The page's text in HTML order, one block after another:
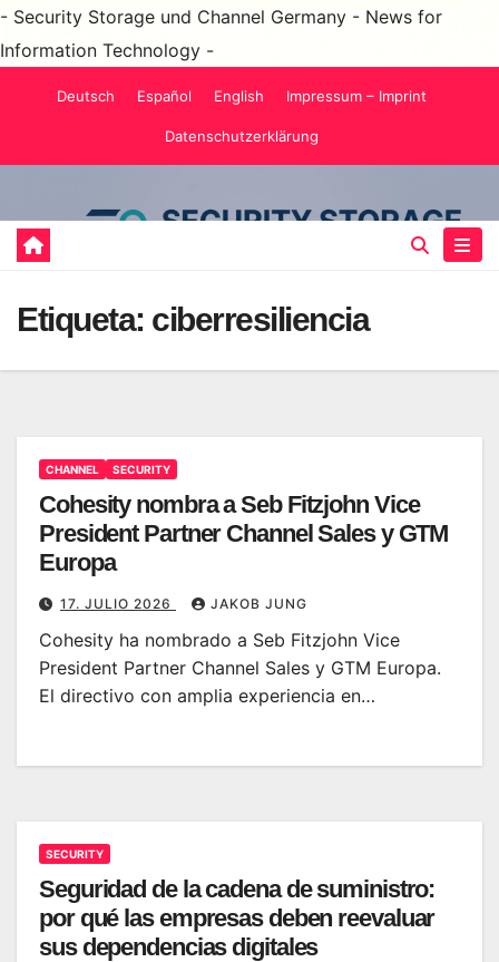
- Security Storage und Channel Germany - News for
Information Technology -
Deutsch Español English Impressum – Imprint
Datenschutzerklärung
Etiqueta: ciberresiliencia
CHANNEL SECURITY
Cohesity nombra a Seb Fitzjohn Vice
President Partner Channel Sales y GTM
Europa
17. JULIO 2026 JAKOB JUNG
Cohesity ha nombrado a Seb Fitzjohn Vice
President Partner Channel Sales y GTM Europa.
El directivo con amplia experiencia en…
SECURITY
Seguridad de la cadena de suministro:
por qué las empresas deben reevaluar
sus dependencias digitales